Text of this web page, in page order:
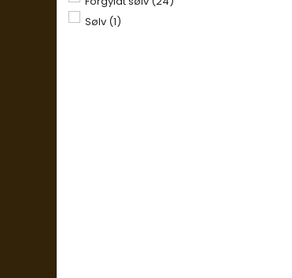
Sølv (1)